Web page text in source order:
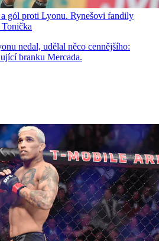
gól proti Lyonu. Rynešovi fandily
nedal, udělal něco cennějšího:
branku Mercada.